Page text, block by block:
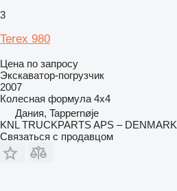
3
Terex 980
Цена по запросу
Экскаватор-погрузчик
2007
Колесная формула 4x4
Дания, Tappernøje
KNL TRUCKPARTS APS – DENMARK
Связаться с продавцом